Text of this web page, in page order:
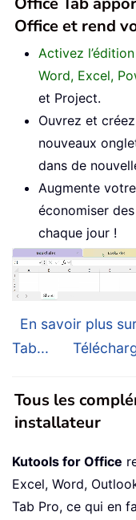
Office et rend
Activez
Word, Excel,
et Project.
Ouvrez et
nouveaux
dans de
Augmente
économiser
chaque jour !
En savoir plus
Tab...
Tous les
installateur
Kutools for Office
Excel, Word,
Tab Pro, ce qui en